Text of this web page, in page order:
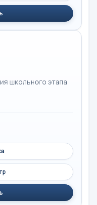
школьного этапа